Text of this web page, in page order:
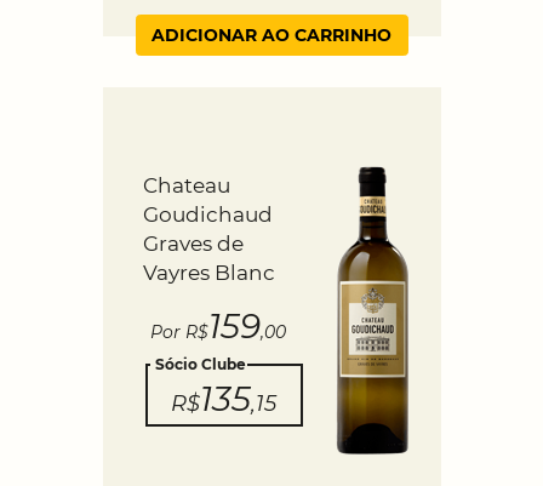
ADICIONAR AO CARRINHO
Chateau
Goudichaud
Graves de
Vayres Blanc
Por R$159,00
Sócio Clube
R$135,15